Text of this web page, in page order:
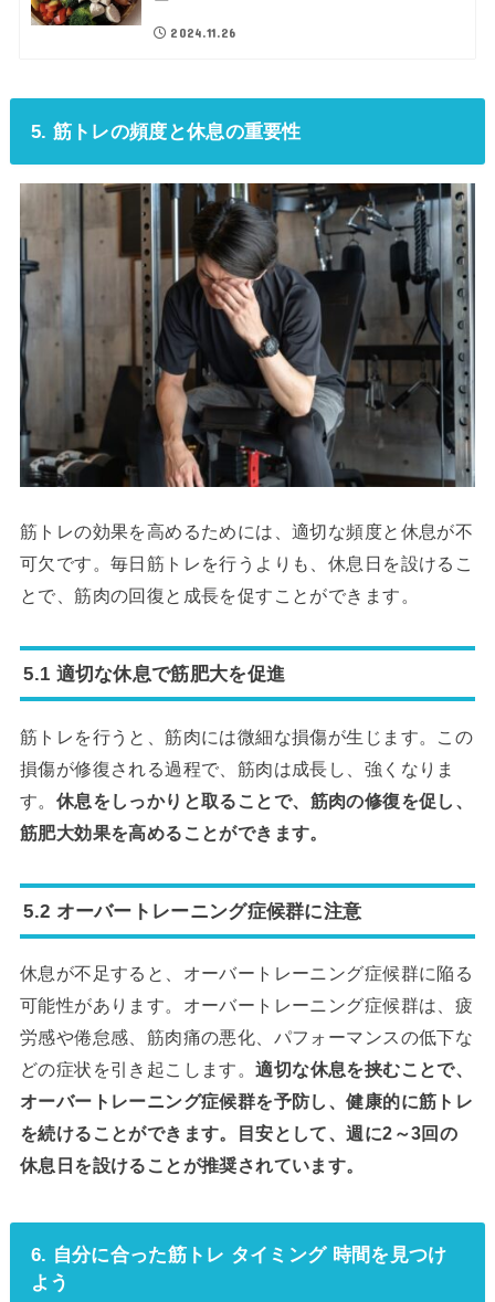
2024.11.26
5. 筋トレの頻度と休息の重要性
筋トレの効果を高めるためには、適切な頻度と休息が不
可欠です。毎日筋トレを行うよりも、休息日を設けるこ
とで、筋肉の回復と成長を促すことができます。
5.1 適切な休息で筋肥大を促進
筋トレを行うと、筋肉には微細な損傷が生じます。この
損傷が修復される過程で、筋肉は成長し、強くなりま
す。 休息をしっかりと取ることで、筋肉の修復を促し、
筋肥大効果を高めることができます。
5.2 オーバートレーニング症候群に注意
休息が不足すると、オーバートレーニング症候群に陥る
可能性があります。オーバートレーニング症候群は、疲
労感や倦怠感、筋肉痛の悪化、パフォーマンスの低下な
どの症状を引き起こします。適切な休息を挟むことで、
オーバートレーニング症候群を予防し、健康的に筋トレ
を続けることができます。目安として、週に2～3回の
休息日を設けることが推奨されています。
6. 自分に合った筋トレ タイミング 時間を見つけ
よう